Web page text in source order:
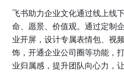
飞书助力企业文化通过线上线
命、愿景、价值观。通过定制
业开屏，设计专属表情包、视
饰，开通企业公司圈等功能，
业归属感，提升团队向心力，